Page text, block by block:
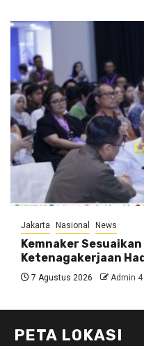
Jakarta Nasional News
Kemnaker
Ketenagakerjaan
7 Agustus 2026 Admin 4
PETA LOKASI